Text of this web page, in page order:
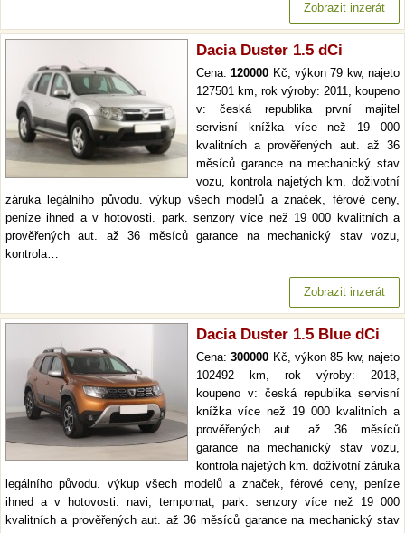
Zobrazit inzerát
Dacia Duster 1.5 dCi
Cena:120000 Kč, výkon 79 kw, najeto
127501 km, rok výroby: 2011, koupeno
v: česká republika první majitel
servisní knížka více než 19 000
kvalitních a prověřených aut. až 36
měsíců garance na mechanický stav
vozu, kontrola najetých km. doživotní
záruka legálního původu. výkup všech modelů a značek, férové ceny,
peníze ihned a v hotovosti. park. senzory více než 19 000 kvalitních a
prověřených aut. až 36 měsíců garance na mechanický stav vozu,
kontrola…
Zobrazit inzerát
Dacia Duster 1.5 Blue dCi
Cena:300000 Kč, výkon 85 kw, najeto
102492 km, rok výroby: 2018,
koupeno v: česká republika servisní
knížka více než 19 000 kvalitních a
prověřených aut. až 36 měsíců
garance na mechanický stav vozu,
kontrola najetých km. doživotní záruka
legálního původu. výkup všech modelů a značek, férové ceny, peníze
ihned a v hotovosti. navi, tempomat, park. senzory více než 19 000
kvalitních a prověřených aut. až 36 měsíců garance na mechanický stav